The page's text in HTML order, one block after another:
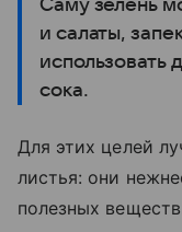
Саму зелень
и салаты,
использовать
сока.
Для этих целей
листья: они
полезных